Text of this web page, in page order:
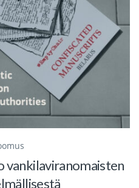
vankilaviranomaisten